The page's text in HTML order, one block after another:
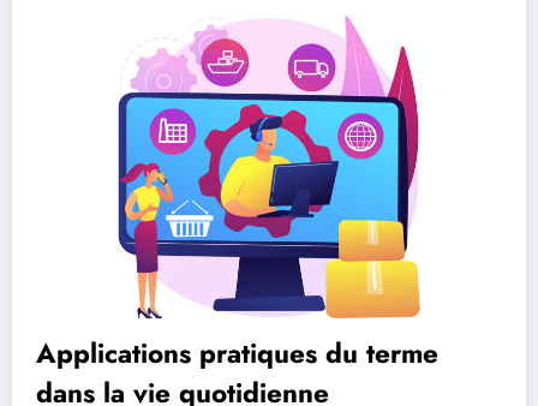
Applications pratiques du terme
dans la vie quotidienne